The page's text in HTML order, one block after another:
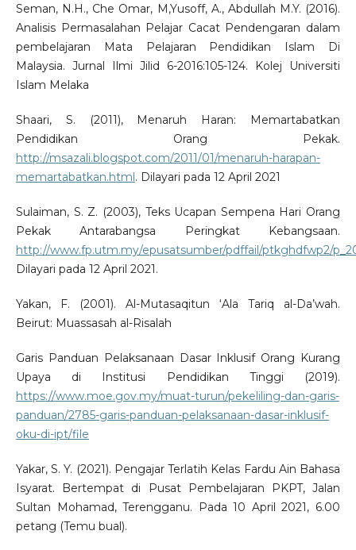
Seman, N.H., Che Omar, M,Yusoff, A., Abdullah M.Y. (2016).
Analisis Permasalahan Pelajar Cacat Pendengaran dalam
pembelajaran Mata Pelajaran Pendidikan Islam Di
Malaysia. Jurnal Ilmi Jilid 6-2016:105-124. Kolej Universiti
Islam Melaka
Shaari, S. (2011), Menaruh Haran: Memartabatkan
Pendidikan Orang Pekak.
http://msazali.blogspot.com/2011/01/menaruh-harapan-
memartabatkan.html. Dilayari pada 12 April 2021
Sulaiman, S. Z. (2003), Teks Ucapan Sempena Hari Orang
Pekak Antarabangsa Peringkat Kebangsaan.
http://www.fp.utm.my/epusatsumber/pdffail/ptkghdfwp2/
Dilayari pada 12 April 2021.
Yakan, F. (2001). Al-Mutasaqitun ‘Ala Tariq al-Da’wah.
Beirut: Muassasah al-Risalah
Garis Panduan Pelaksanaan Dasar Inklusif Orang Kurang
Upaya di Institusi Pendidikan Tinggi (2019).
https://www.moe.gov.my/muat-turun/pekeliling-dan-garis-
panduan/2785-garis-panduan-pelaksanaan-dasar-inklusif-
oku-di-ipt/file
Yakar, S. Y. (2021). Pengajar Terlatih Kelas Fardu Ain Bahasa
Isyarat. Bertempat di Pusat Pembelajaran PKPT, Jalan
Sultan Mohamad, Terengganu. Pada 10 April 2021, 6.00
petang (Temu bual).